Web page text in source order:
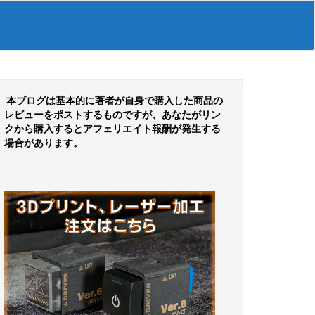
本ブログは基本的に著者が自身で購入した商品の
レビューをポストするものですが、あなたがリン
クから購入するとアフェリエイト報酬が発生する
場合があります。